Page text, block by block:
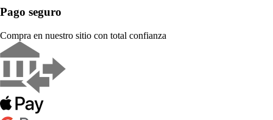
Pago seguro
Compra en nuestro sitio con total confianza